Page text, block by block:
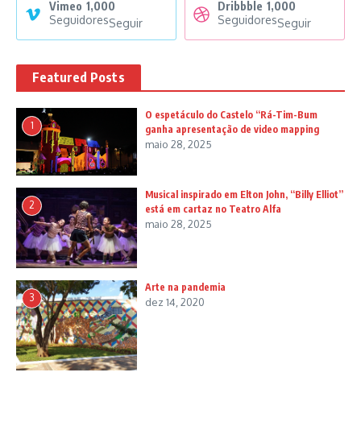
Vimeo 1,000
SeguidoresSeguir
Dribbble 1,000
SeguidoresSeguir
Featured Posts
1
O espetáculo do Castelo “Rá-Tim-Bum
ganha apresentação de video mapping
maio 28, 2025
2
Musical inspirado em Elton John, “Billy Elliot”
está em cartaz no Teatro Alfa
maio 28, 2025
3
Arte na pandemia
dez 14, 2020